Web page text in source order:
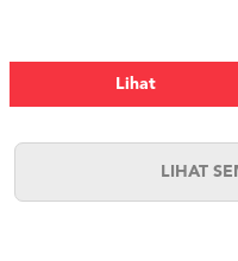
Lihat
LIHAT